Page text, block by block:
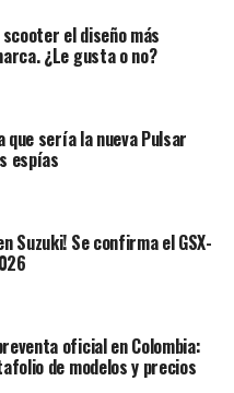
800NKy laKTM
rivales directos.
el diseño más
¿Le gusta o no?
que sería la nueva Pulsar
espías
Suzuki! Se confirma el GSX-
oficial en Colombia:
de modelos y precios